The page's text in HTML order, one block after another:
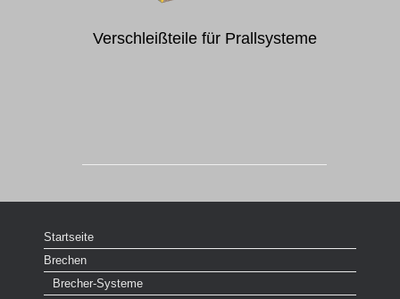
Verschleißteile für Prallsysteme
Startseite
Brechen
Brecher-Systeme